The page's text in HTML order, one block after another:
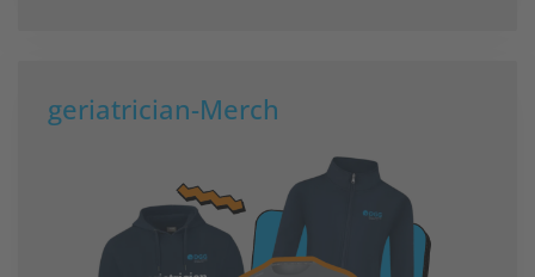
geriatrician-Merch